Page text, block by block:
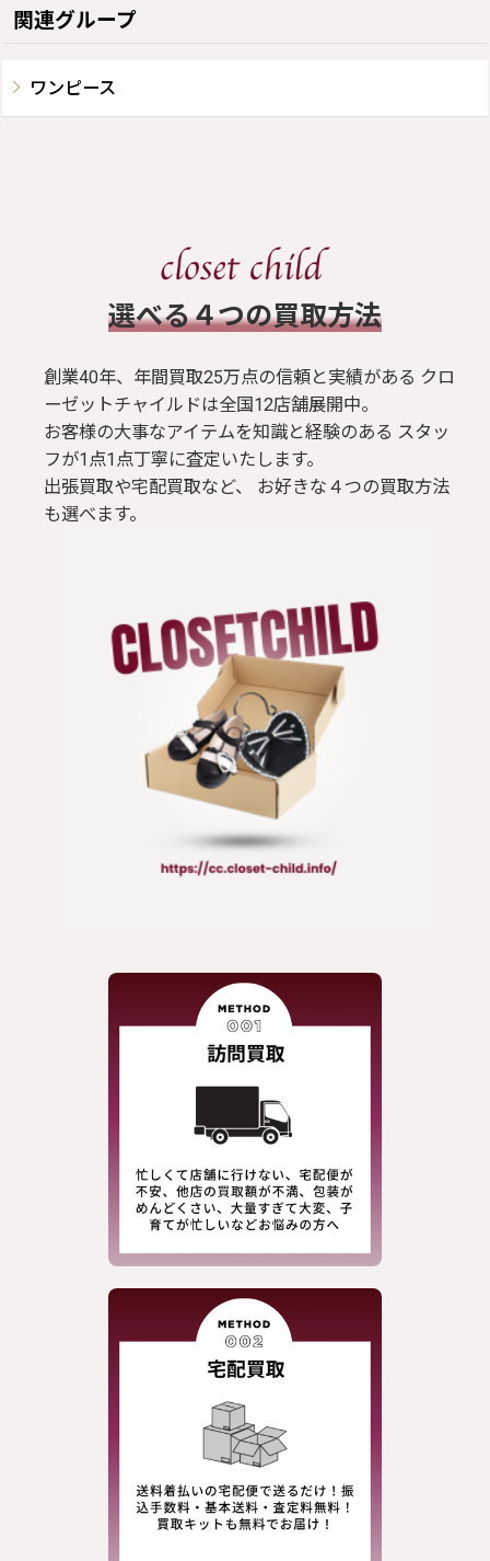
関連グループ
ワンピース
​選べる４つの買取方法
創業40年、年間買取25万点の信頼と実績がある クロ
ーゼットチャイルドは全国12店舗展開中。
お客様の大事なアイテムを知識と経験のある スタッ
フが1点1点丁寧に査定いたします。
出張買取や宅配買取など、 お好きな４つの買取方法
も選べます。